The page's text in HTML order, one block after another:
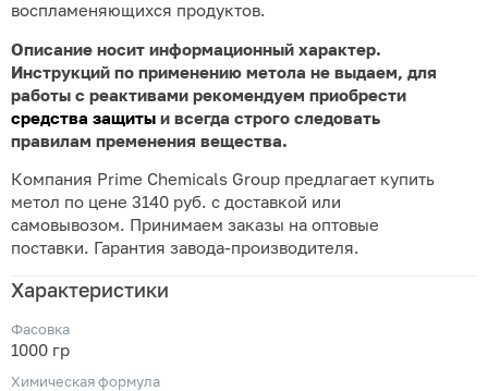
воспламеняющихся продуктов.
Описание носит информационный характер.
Инструкций по применению метола не выдаем, для
работы с реактивами рекомендуем приобрести
средства защиты и всегда строго следовать
правилам пременения вещества.
Компания Prime Chemicals Group предлагает купить
метол по цене 3140 руб. с доставкой или
самовывозом. Принимаем заказы на оптовые
поставки. Гарантия завода-производителя.
Характеристики
Фасовка
1000 гр
Химическая формула